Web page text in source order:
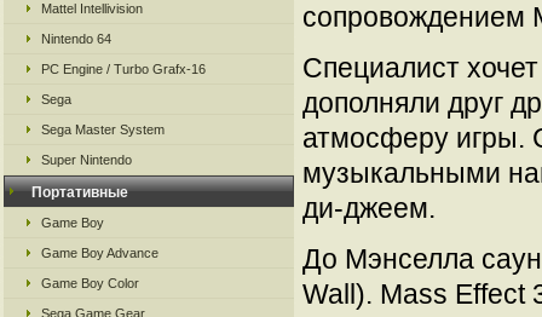
Mattel Intellivision
Nintendo 64
PC Engine / Turbo Grafx-16
Sega
Sega Master System
Super Nintendo
Портативные
Game Boy
Game Boy Advance
Game Boy Color
Sega Game Gear
сопровождением
Специалист
дополняли друг
атмосферу игры.
музыкальными
ди-джеем.
До Мэнселла
Wall). Mass Effect